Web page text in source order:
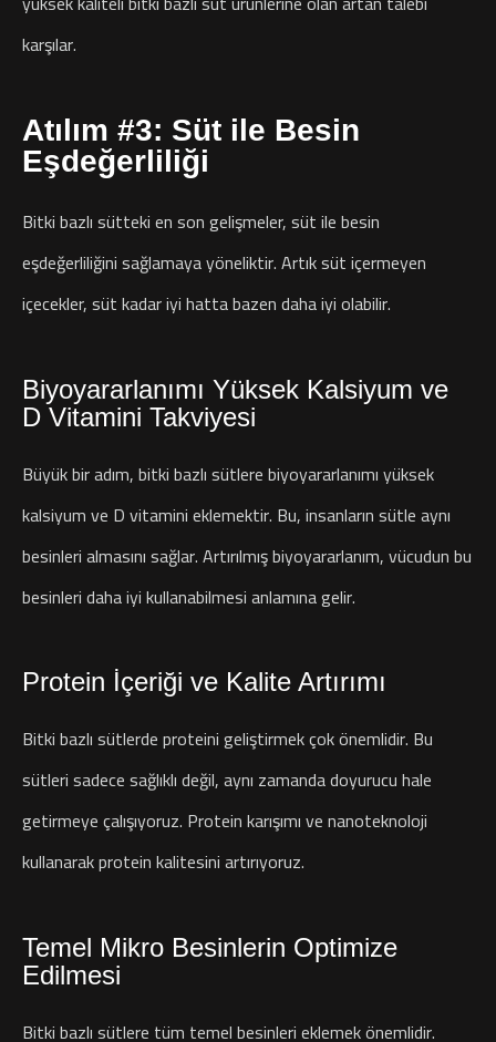
karşılar.
Atılım #3: Süt ile Besin
Eşdeğerliliği
Bitki bazlı sütteki en son gelişmeler, süt ile besin
eşdeğerliliğini sağlamaya yöneliktir. Artık süt içermeyen
içecekler, süt kadar iyi hatta bazen daha iyi olabilir.
Biyoyararlanımı Yüksek Kalsiyum ve
D Vitamini Takviyesi
Büyük bir adım, bitki bazlı sütlere biyoyararlanımı yüksek
kalsiyum ve D vitamini eklemektir. Bu, insanların sütle aynı
besinleri almasını sağlar. Artırılmış biyoyararlanım, vücudun bu
besinleri daha iyi kullanabilmesi anlamına gelir.
Protein İçeriği ve Kalite Artırımı
Bitki bazlı sütlerde proteini geliştirmek çok önemlidir. Bu
sütleri sadece sağlıklı değil, aynı zamanda doyurucu hale
getirmeye çalışıyoruz. Protein karışımı ve nanoteknoloji
kullanarak protein kalitesini artırıyoruz.
Temel Mikro Besinlerin Optimize
Edilmesi
Bitki bazlı sütlere tüm temel besinleri eklemek önemlidir.